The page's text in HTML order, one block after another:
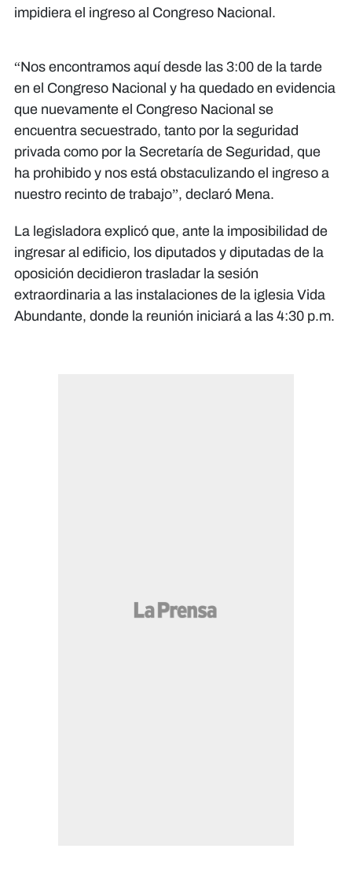
impidiera el ingreso al Congreso Nacional.
“Nos encontramos aquí desde las 3:00 de la tarde
en el Congreso Nacional y ha quedado en evidencia
que nuevamente el Congreso Nacional se
encuentra secuestrado, tanto por la seguridad
privada como por la Secretaría de Seguridad, que
ha prohibido y nos está obstaculizando el ingreso a
nuestro recinto de trabajo”, declaró Mena.
La legisladora explicó que, ante la imposibilidad de
ingresar al edificio, los diputados y diputadas de la
oposición decidieron trasladar la sesión
extraordinaria a las instalaciones de la iglesia Vida
Abundante, donde la reunión iniciará a las 4:30 p.m.